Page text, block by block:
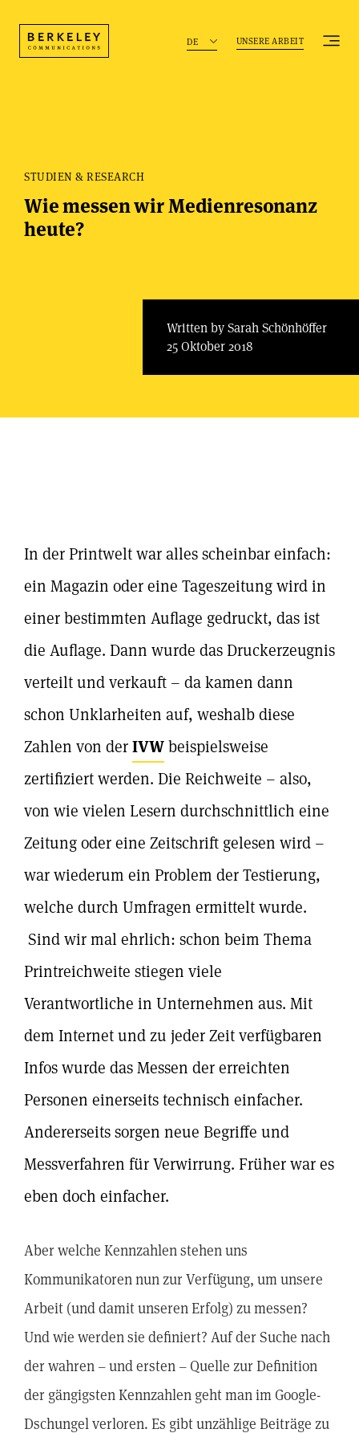
UNSERE ARBEIT
DE
STUDIEN & RESEARCH
Wie messen wir Medienresonanz
heute?
Written by Sarah Schönhöffer
25 Oktober 2018
In der Printwelt war alles scheinbar einfach:
ein Magazin oder eine Tageszeitung wird in
einer bestimmten Auflage gedruckt, das ist
die Auflage. Dann wurde das Druckerzeugnis
verteilt und verkauft – da kamen dann
schon Unklarheiten auf, weshalb diese
Zahlen von derIVWbeispielsweise
zertifiziert werden. Die Reichweite – also,
von wie vielen Lesern durchschnittlich eine
Zeitung oder eine Zeitschrift gelesen wird –
war wiederum ein Problem der Testierung,
welche durch Umfragen ermittelt wurde.
Sind wir mal ehrlich: schon beim Thema
Printreichweite stiegen viele
Verantwortliche in Unternehmen aus. Mit
dem Internet und zu jeder Zeit verfügbaren
Infos wurde das Messen der erreichten
Personen einerseits technisch einfacher.
Andererseits sorgen neue Begriffe und
Messverfahren für Verwirrung. Früher war es
eben doch einfacher.
Aber welche Kennzahlen stehen uns
Kommunikatoren nun zur Verfügung, um unsere
Arbeit (und damit unseren Erfolg) zu messen?
Und wie werden sie definiert? Auf der Suche nach
der wahren – und ersten – Quelle zur Definition
der gängigsten Kennzahlen geht man im Google-
Dschungel verloren. Es gibt unzählige Beiträge zu